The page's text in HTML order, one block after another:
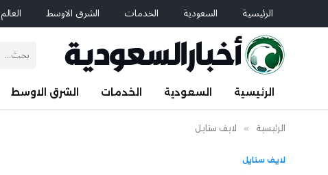
الرئيسية السعودية الخدمات الشرق الاوسط العالم
الرئيسية السعودية الخدمات الشرق الاوسط
الرئيسية » لايف ستايل
لايف ستايل